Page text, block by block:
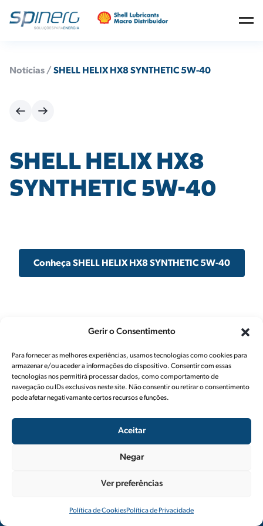
Gerir o Consentimento
Para fornecer as melhores experiências, usamos tecnologias como cookies para
armazenar e/ou aceder a informações do dispositivo. Consentir com essas
tecnologias nos permitirá processar dados, como comportamento de
navegação ou IDs exclusivos neste site. Não consentir ou retirar o consentimento
pode afetar negativamante certos recursos e funções.
Aceitar
Negar
Ver preferências
Política de CookiesPolítica de Privacidade
Notícias / SHELL HELIX HX8 SYNTHETIC 5W-40
SHELL HELIX HX8
SYNTHETIC 5W-40
Conheça SHELL HELIX HX8 SYNTHETIC 5W-40
1050-124 Lisboa — Portugal
© 2026 Spinerg - Shell Lubricants Macro Distribuidor, by md3 studio